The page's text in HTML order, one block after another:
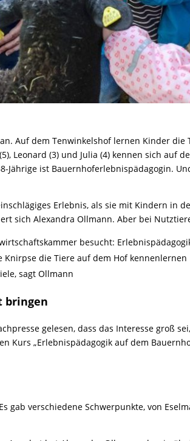
Auf dem Tenwinkelshof lernen Kinder
Leonard (3) und Julia (4) kennen sich auf
Jährige ist Bauernhoferlebnispädagogin.
Erlebnis, als sie mit Kindern in
sich Alexandra Ollmann. Aber bei
besucht:
die Tiere auf dem Hof kennenlernen
sagt Ollmann
bringen
gelesen, dass das Interesse groß
Kurs „Erlebnispädagogik auf dem
gab verschiedene Schwerpunkte, von